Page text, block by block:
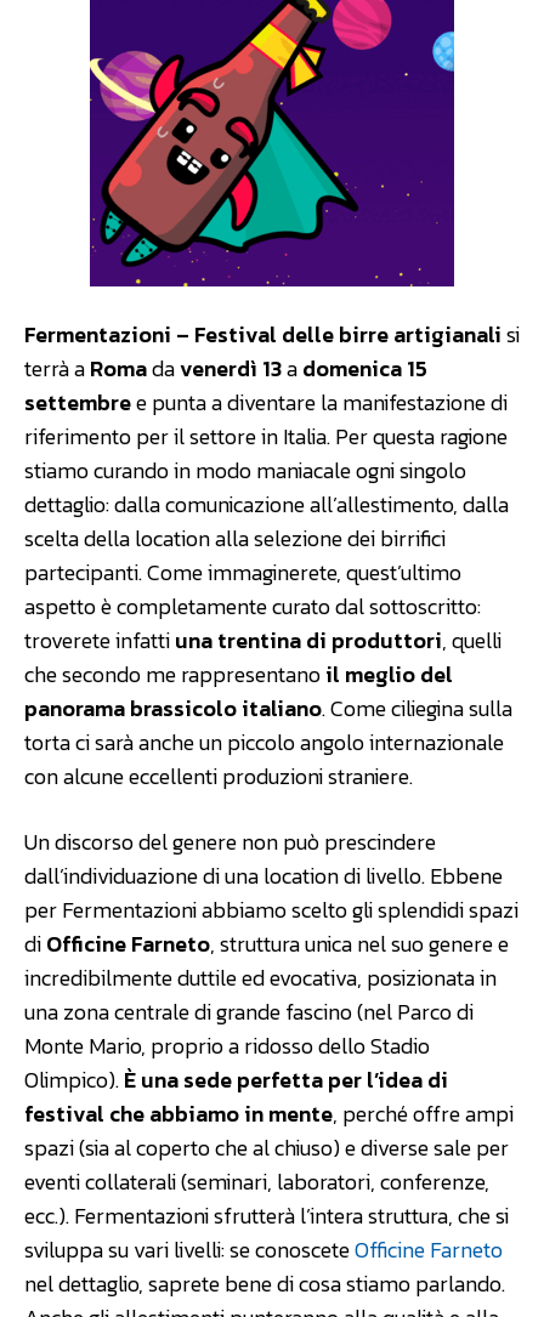
Fermentazioni – Festival delle birre artigianalisi
terrà aRomadavenerdì 13adomenica 15
settembree punta a diventare la manifestazione di
riferimento per il settore in Italia. Per questa ragione
stiamo curando in modo maniacale ogni singolo
dettaglio: dalla comunicazione all’allestimento, dalla
scelta della location alla selezione dei birrifici
partecipanti. Come immaginerete, quest’ultimo
aspetto è completamente curato dal sottoscritto:
troverete infattiuna trentina di produttori, quelli
che secondo me rappresentanoil meglio del
panorama brassicolo italiano. Come ciliegina sulla
torta ci sarà anche un piccolo angolo internazionale
con alcune eccellenti produzioni straniere.
Un discorso del genere non può prescindere
dall’individuazione di una location di livello. Ebbene
per Fermentazioni abbiamo scelto gli splendidi spazi
diOfficine Farneto, struttura unica nel suo genere e
incredibilmente duttile ed evocativa, posizionata in
una zona centrale di grande fascino (nel Parco di
Monte Mario, proprio a ridosso dello Stadio
Olimpico).È una sede perfetta per l’idea di
festival che abbiamo in mente, perché offre ampi
spazi (sia al coperto che al chiuso) e diverse sale per
eventi collaterali (seminari, laboratori, conferenze,
ecc.). Fermentazioni sfrutterà l’intera struttura, che si
sviluppa su vari livelli: se conosceteOfficine Farneto
nel dettaglio, saprete bene di cosa stiamo parlando.